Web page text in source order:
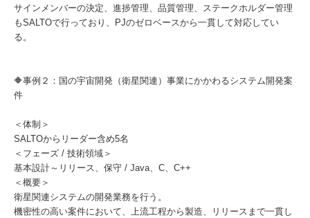
サインメンバーの決定、進捗管理、品質管理、ステークホルダー管理
もSALTOで行っており、PJのゼロベースから一貫して対応してい
る。
🔶事例２：国の宇宙開発（衛星関連）事業にかかわるシステム開発案
件
＜体制＞
SALTOからリーダー含め5名
＜フェーズ / 技術領域＞
基本設計～リリース、保守 / Java、C、C++
＜概要＞
衛星関連システムの開発業務を行う。
機密性の高い案件において、上流工程から製造、リリースまで一貫し